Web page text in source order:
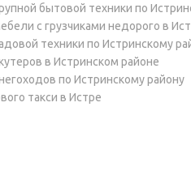
бытовой техники по
с грузчиками недорого в
техники по Истринскому
в Истринском районе
по Истринскому району
такси в Истре